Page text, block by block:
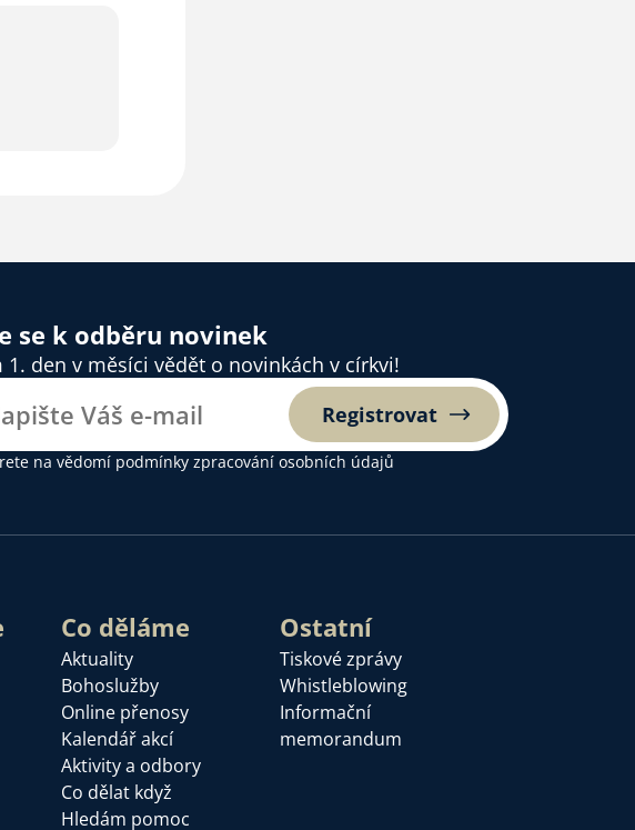
se k odběru novinek
1. den v měsíci vědět o novinkách v církvi!
Registrovat
na vědomí podmínky zpracování osobních údajů
Co děláme
Aktuality
Bohoslužby
Online přenosy
Kalendář akcí
Aktivity a odbory
Co dělat když
Hledám pomoc
Ostatní
Tiskové zprávy
Whistleblowing
Informační
memorandum